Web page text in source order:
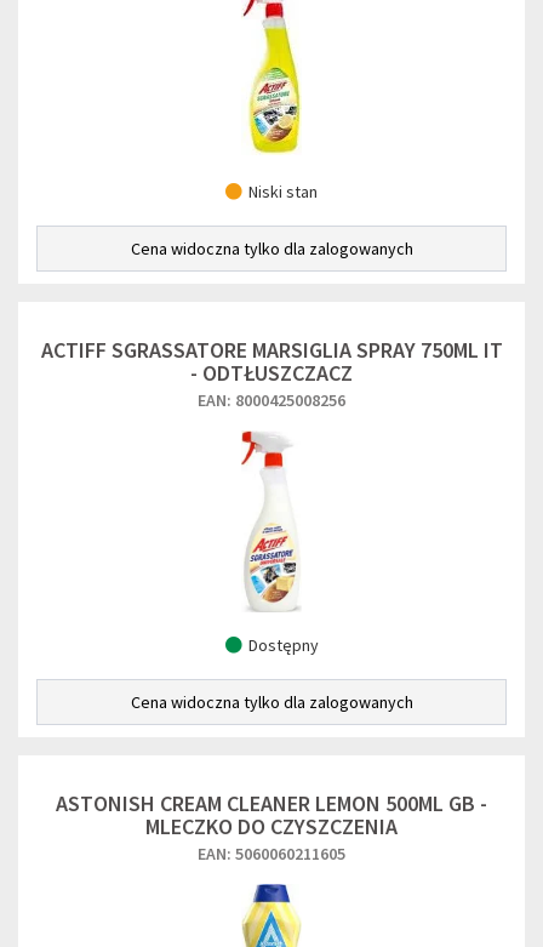
Niski stan
Cena widoczna tylko dla zalogowanych
ACTIFF SGRASSATORE MARSIGLIA SPRAY 750ML IT
- ODTŁUSZCZACZ
EAN: 8000425008256
Dostępny
Cena widoczna tylko dla zalogowanych
ASTONISH CREAM CLEANER LEMON 500ML GB -
MLECZKO DO CZYSZCZENIA
EAN: 5060060211605